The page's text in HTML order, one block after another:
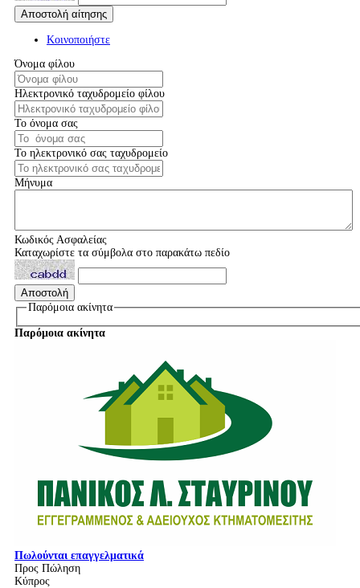
Κοινοποιήστε
Όνομα φίλου
Ηλεκτρονικό ταχυδρομείο φίλου
Το όνομα σας
Το ηλεκτρονικό σας ταχυδρομείο
Μήνυμα
Κωδικός Ασφαλείας
Καταχωρίστε τα σύμβολα στο παρακάτω πεδίο
Παρόμοια ακίνητα
Παρόμοια ακίνητα
Πωλούνται επαγγελματικά
Προς Πώληση
Κύπρος